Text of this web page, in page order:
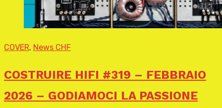
COVER, News CHF
COSTRUIRE HIFI #319 – FEBBRAIO
2026 – GODIAMOCI LA PASSIONE